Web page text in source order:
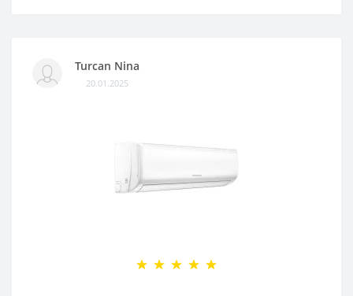
Turcan Nina
20.01.2025